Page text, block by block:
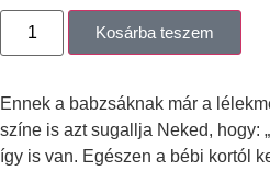
Kosárba teszem
Ennek a babzsáknak már a
színe is azt sugallja Neked, hogy:
így is van. Egészen a bébi kortól